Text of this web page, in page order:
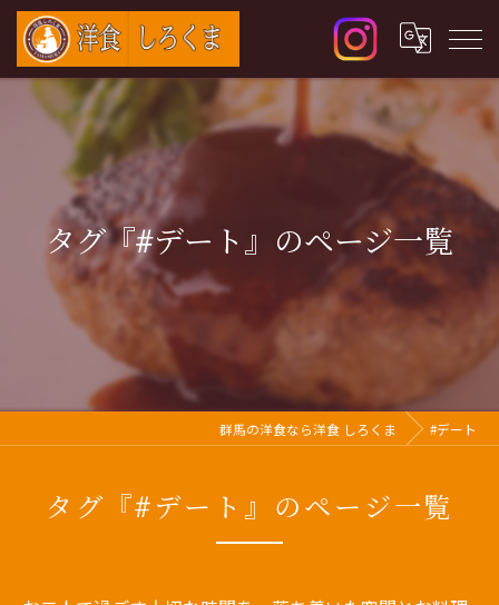
タグ『#デート』のページ一覧
群馬の洋食なら洋食 しろくま #デート
タグ『#デート』のページ一覧